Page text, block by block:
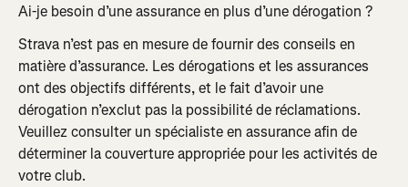
Ai-je besoin d’une assurance en plus d’une dérogation ?
Strava n’est pas en mesure de fournir des conseils en
matière d’assurance. Les dérogations et les assurances
ont des objectifs différents, et le fait d’avoir une
dérogation n’exclut pas la possibilité de réclamations.
Veuillez consulter un spécialiste en assurance afin de
déterminer la couverture appropriée pour les activités de
votre club.